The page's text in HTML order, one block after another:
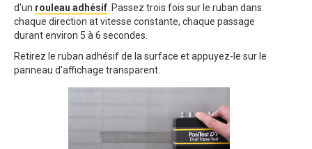
d'un rouleau adhésif . Passez trois fois sur le ruban dans
chaque direction at vitesse constante, chaque passage
durant environ 5 à 6 secondes.
Retirez le ruban adhésif de la surface et appuyez-le sur le
panneau d'affichage transparent.